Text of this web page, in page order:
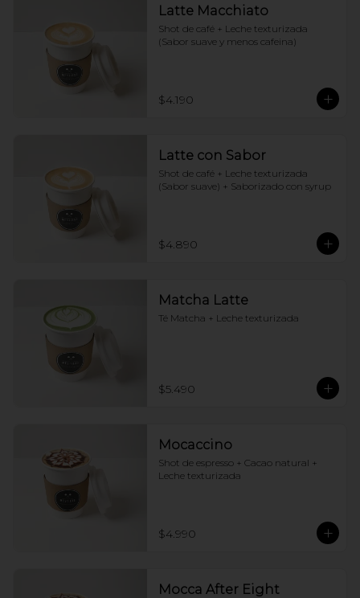
Latte Macchiato
Shot de café + Leche texturizada
(Sabor suave y menos cafeina)
$4.190
Latte con Sabor
Shot de café + Leche texturizada
(Sabor suave) + Saborizado con syrup
$4.890
Matcha Latte
Té Matcha + Leche texturizada
$5.490
Mocaccino
Shot de espresso + Cacao natural +
Leche texturizada
$4.990
Mocca After Eight